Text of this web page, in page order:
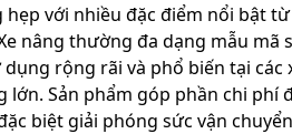
hẹp với nhiều đặc điểm nổi bật
nâng thường đa dạng mẫu mã
rộng rãi và phổ biến tại các
Sản phẩm góp phần chi phí
biệt giải phóng sức vận